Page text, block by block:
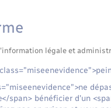
légale et
span> bénéficier d'un